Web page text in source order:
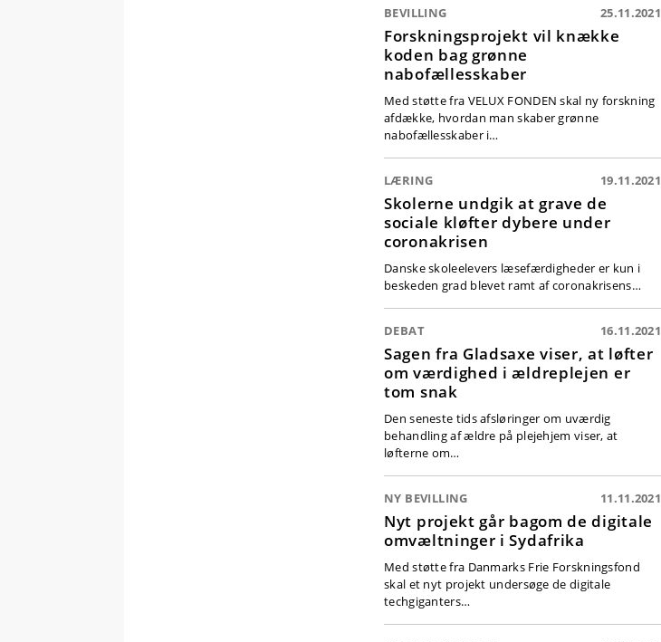
BEVILLING 25.11.2021
Forskningsprojekt vil knække
koden bag grønne
nabofællesskaber
Med støtte fra VELUX FONDEN skal ny forskning
afdække, hvordan man skaber grønne
nabofællesskaber i…
LÆRING 19.11.2021
Skolerne undgik at grave de
sociale kløfter dybere under
coronakrisen
Danske skoleelevers læsefærdigheder er kun i
beskeden grad blevet ramt af coronakrisens…
DEBAT 16.11.2021
Sagen fra Gladsaxe viser, at løfter
om værdighed i ældreplejen er
tom snak
Den seneste tids afsløringer om uværdig
behandling af ældre på plejehjem viser, at
løfterne om…
NY BEVILLING 11.11.2021
Nyt projekt går bagom de digitale
omvæltninger i Sydafrika
Med støtte fra Danmarks Frie Forskningsfond
skal et nyt projekt undersøge de digitale
techgiganters…